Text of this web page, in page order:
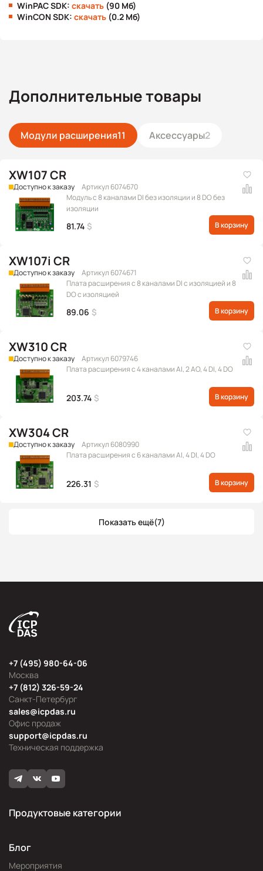
WinPAC SDK: скачать (90 Мб)
WinCON SDK: скачать (0.2 Мб)
Дополнительные товары
Модули расширения11 Аксессуары2
XW107 CR
Доступно к заказу
Артикул 6074670
Модуль с 8 каналами DI без изоляции и 8 DO без
изоляции
81.74 $ В корзину
XW107i CR
Доступно к заказу
Артикул 6074671
Плата расширения с 8 каналами DI с изоляцией и 8
DO с изоляцией
89.06 $ В корзину
XW310 CR
Доступно к заказу
Артикул 6079746
Плата расширения с 4 каналами AI, 2 AO, 4 DI, 4 DO
203.74 $ В корзину
XW304 CR
Доступно к заказу
Артикул 6080990
Плата расширения с 6 каналами AI, 4 DI, 4 DO
226.31 $ В корзину
Показать ещё(7)
Москва
+7 (495) 980-64-06
Офис продаж
sales@icpdas.ru
Санкт-Петербург
+7 (812) 326-59-24
Техническая поддержка
support@icpdas.ru
Продуктовые категории
Блог
Мероприятия